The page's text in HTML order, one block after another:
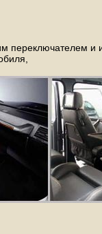
переключателем